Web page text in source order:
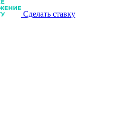
Сделать ставку